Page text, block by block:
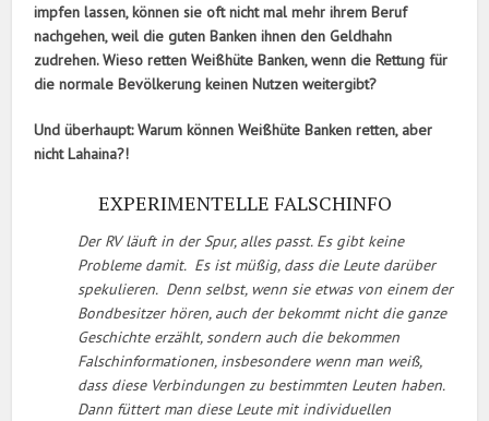
impfen lassen, können sie oft nicht mal mehr ihrem Beruf
nachgehen, weil die guten Banken ihnen den Geldhahn
zudrehen. Wieso retten Weißhüte Banken, wenn die Rettung für
die normale Bevölkerung keinen Nutzen weitergibt?
Und überhaupt: Warum können Weißhüte Banken retten, aber
nicht Lahaina?!
EXPERIMENTELLE FALSCHINFO
Der RV läuft in der Spur, alles passt. Es gibt keine
Probleme damit. Es ist müßig, dass die Leute darüber
spekulieren. Denn selbst, wenn sie etwas von einem der
Bondbesitzer hören, auch der bekommt nicht die ganze
Geschichte erzählt, sondern auch die bekommen
Falschinformationen, insbesondere wenn man weiß,
dass diese Verbindungen zu bestimmten Leuten haben.
Dann füttert man diese Leute mit individuellen